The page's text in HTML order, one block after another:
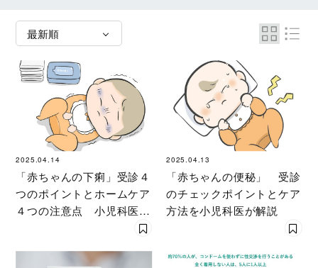
2025.04.14
「赤ちゃんの下痢」受診４
つのポイントとホームケア
４つの注意点 小児科医が
2025.04.13
「赤ちゃんの便秘」 受診
のチェックポイントとケア
方法を小児科医が解説